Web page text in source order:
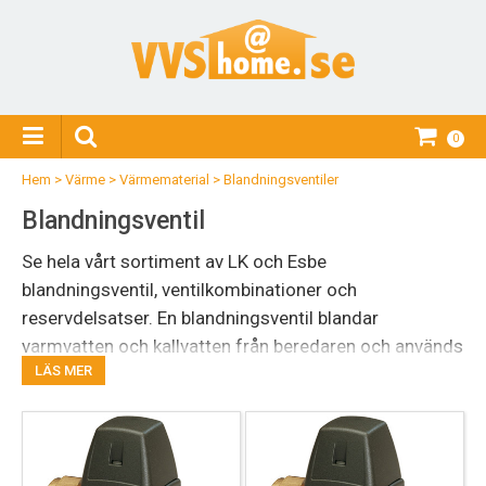
0
Hem > Värme > Värmematerial > Blandningsventiler
Blandningsventil
Se hela vårt sortiment av LK och Esbe
blandningsventil, ventilkombinationer och
reservdelsatser. En blandningsventil blandar
varmvatten och kallvatten från beredaren och används
för bland annat varmvattenberedning och
Blandningsventil varmvatten
En blandningsventil för varmvatten skyddar även rören
LÄS MER